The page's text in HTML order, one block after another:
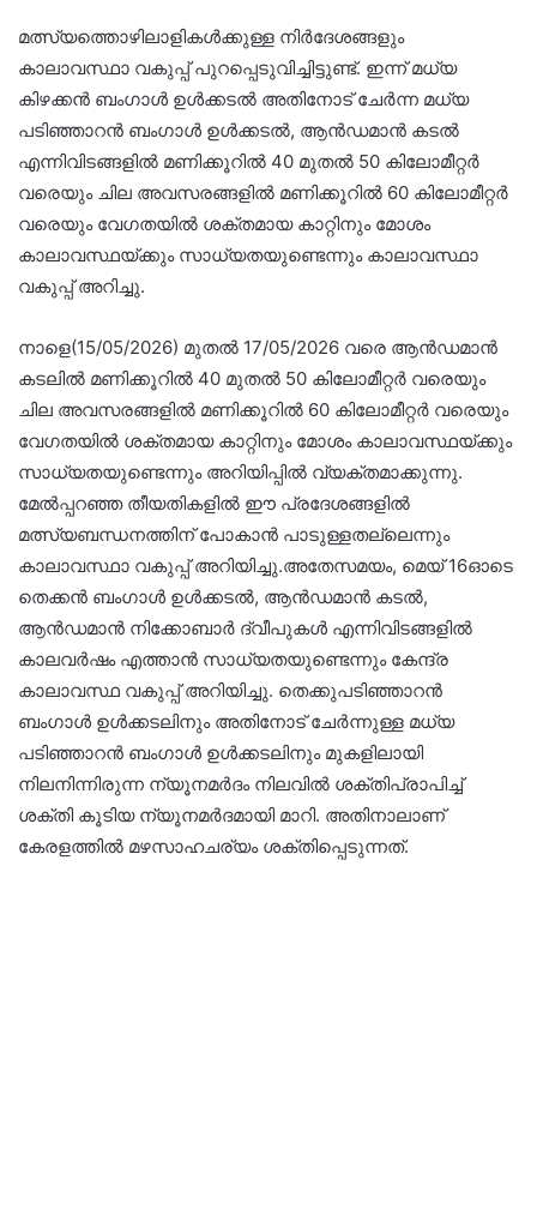
മത്സ്യത്തൊഴിലാളികൾക്കുള്ള നിർദേശങ്ങളും
കാലാവസ്ഥാ വകുപ്പ് പുറപ്പെടുവിച്ചിട്ടുണ്ട്. ഇന്ന് മധ്യ
കിഴക്കൻ ബംഗാൾ ഉൾക്കടൽ അതിനോട് ചേർന്ന മധ്യ
പടിഞ്ഞാറൻ ബംഗാൾ ഉൾക്കടൽ, ആൻഡമാൻ കടൽ
എന്നിവിടങ്ങളിൽ മണിക്കൂറിൽ 40 മുതൽ 50 കിലോമീറ്റർ
വരെയും ചില അവസരങ്ങളിൽ മണിക്കൂറിൽ 60 കിലോമീറ്റർ
വരെയും വേഗതയിൽ ശക്തമായ കാറ്റിനും മോശം
കാലാവസ്ഥയ്ക്കും സാധ്യതയുണ്ടെന്നും കാലാവസ്ഥാ
വകുപ്പ് അറിച്ചു.
നാളെ(15/05/2026) മുതൽ 17/05/2026 വരെ ആൻഡമാൻ
കടലിൽ മണിക്കൂറിൽ 40 മുതൽ 50 കിലോമീറ്റർ വരെയും
ചില അവസരങ്ങളിൽ മണിക്കൂറിൽ 60 കിലോമീറ്റർ വരെയും
വേഗതയിൽ ശക്തമായ കാറ്റിനും മോശം കാലാവസ്ഥയ്ക്കും
സാധ്യതയുണ്ടെന്നും അറിയിപ്പിൽ വ്യക്തമാക്കുന്നു.
മേൽപ്പറഞ്ഞ തീയതികളിൽ ഈ പ്രദേശങ്ങളിൽ
മത്സ്യബന്ധനത്തിന് പോകാൻ പാടുള്ളതല്ലെന്നും
കാലാവസ്ഥാ വകുപ്പ് അറിയിച്ചു.അതേസമയം, മെയ് 16ഓടെ
തെക്കൻ ബംഗാൾ ഉൾക്കടൽ, ആൻഡമാൻ കടൽ,
ആൻഡമാൻ നിക്കോബാർ ദ്വീപുകൾ എന്നിവിടങ്ങളിൽ
കാലവർഷം എത്താൻ സാധ്യതയുണ്ടെന്നും കേന്ദ്ര
കാലാവസ്ഥ വകുപ്പ് അറിയിച്ചു. തെക്കുപടിഞ്ഞാറൻ
ബംഗാൾ ഉൾക്കടലിനും അതിനോട് ചേർന്നുള്ള മധ്യ
പടിഞ്ഞാറൻ ബംഗാൾ ഉൾക്കടലിനും മുകളിലായി
നിലനിന്നിരുന്ന ന്യൂനമർദം നിലവിൽ ശക്തിപ്രാപിച്ച്
ശക്തി കൂടിയ ന്യൂനമർദമായി മാറി. അതിനാലാണ്
കേരളത്തിൽ മഴസാഹചര്യം ശക്തിപ്പെടുന്നത്.